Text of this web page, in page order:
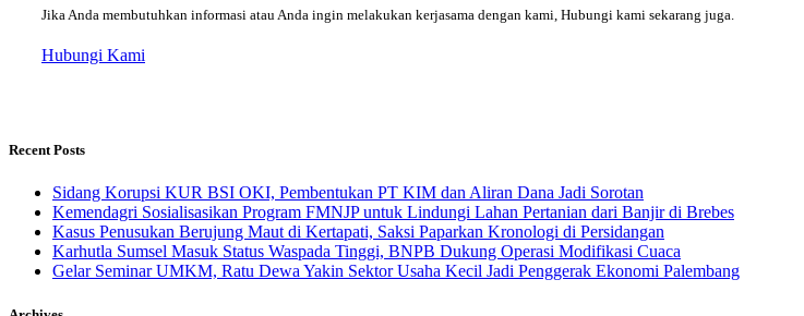
Jika Anda membutuhkan informasi atau Anda ingin melakukan kerjasama dengan kami, Hubungi kami sekarang juga.
Hubungi Kami
Recent Posts
Sidang Korupsi KUR BSI OKI, Pembentukan PT KIM dan Aliran Dana Jadi Sorotan
Kemendagri Sosialisasikan Program FMNJP untuk Lindungi Lahan Pertanian dari Banjir di Brebes
Kasus Penusukan Berujung Maut di Kertapati, Saksi Paparkan Kronologi di Persidangan
Karhutla Sumsel Masuk Status Waspada Tinggi, BNPB Dukung Operasi Modifikasi Cuaca
Gelar Seminar UMKM, Ratu Dewa Yakin Sektor Usaha Kecil Jadi Penggerak Ekonomi Palembang